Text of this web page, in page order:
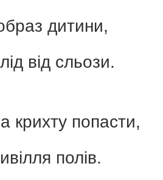
дитини,
від сльози.
крихту попасти,
полів.